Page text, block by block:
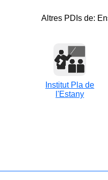
Altres PDIs de:
Institut Pla de
l'Estany